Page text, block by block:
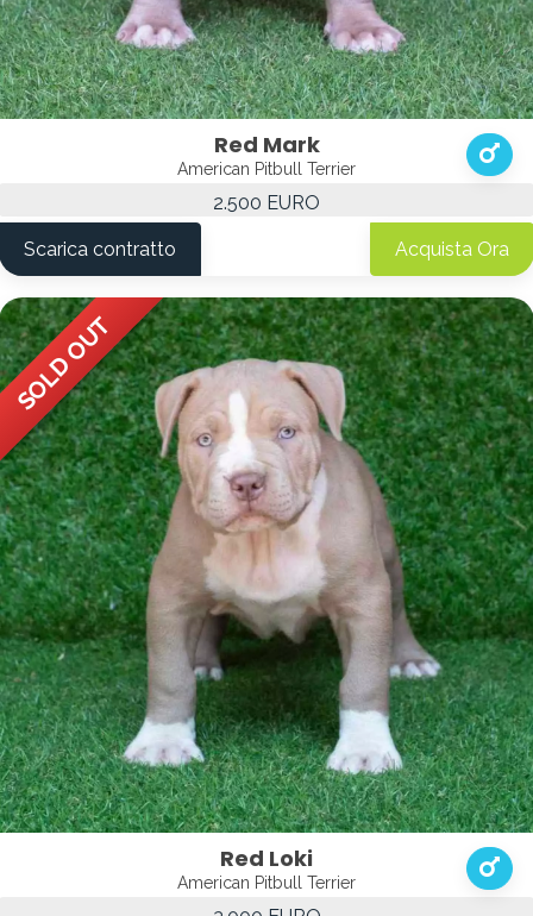
Red Mark
American Pitbull Terrier
2.500 EURO
Scarica contratto Acquista Ora
SOLD OUT
Red Loki
American Pitbull Terrier